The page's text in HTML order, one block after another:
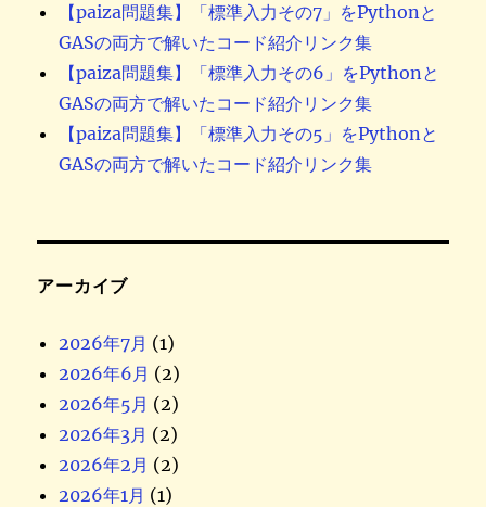
【paiza問題集】「標準入力その7」をPythonと
GASの両方で解いたコード紹介リンク集
【paiza問題集】「標準入力その6」をPythonと
GASの両方で解いたコード紹介リンク集
【paiza問題集】「標準入力その5」をPythonと
GASの両方で解いたコード紹介リンク集
アーカイブ
2026年7月 (1)
2026年6月 (2)
2026年5月 (2)
2026年3月 (2)
2026年2月 (2)
2026年1月 (1)